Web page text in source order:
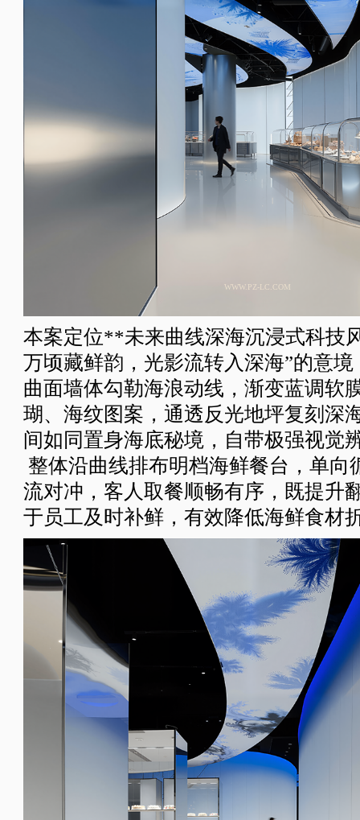
WWW.PZ-LC.COM
本案定位**未来曲线深海沉浸式科技
万顷藏鲜韵，光影流转入深海”的意
曲面墙体勾勒海浪动线，渐变蓝调软
瑚、海纹图案，通透反光地坪复刻深
间如同置身海底秘境，自带极强视觉
整体沿曲线排布明档海鲜餐台，单向
流对冲，客人取餐顺畅有序，既提升
于员工及时补鲜，有效降低海鲜食材